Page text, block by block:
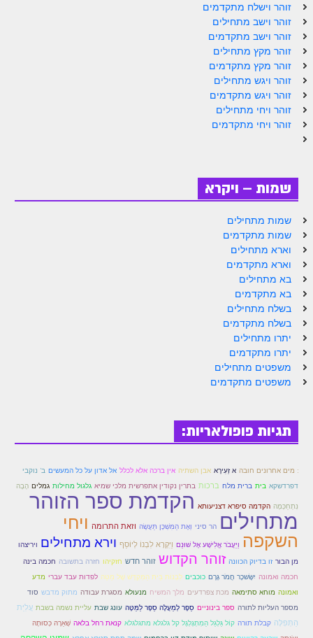
זוהר וישלח מתקדמים
זוהר וישב מתחילים
זוהר וישב מתקדמים
זוהר מקץ מתחילים
זוהר מקץ מתקדמים
זוהר ויגש מתחילים
זוהר ויגש מתקדמים
זוהר ויחי מתחילים
זוהר ויחי מתקדמים
שמות – ויקרא
שמות מתחילים
שמות מתקדמים
וארא מתחילים
וארא מתקדמים
בא מתחילים
בא מתקדמים
בשלח מתחילים
בשלח מתקדמים
יתרו מתחילים
יתרו מתקדמים
משפטים מתחילים
משפטים מתקדמים
תגיות פופולאריות:
: מים אחרונים חובה א זְעִירָא אבן השתיה אין ברכה אלא לכלל אל אדון על כל המעשים ב' נוקבי
דפרדשקא בית ברית מלח ברכות בתרין נקודין אתפרשית מלכי שמיא גלגול מחילות גמלים הָבָה
נִתְחַכְּמָה הקדמה סיפרא דצניעותא הקדמת ספר הזוהר
מתחילים הר סיני וְאֶת הַמִּשְׁכָּן תַּעֲשֶׂה וזאת התרומה ויחי
השקפה וַיַּעֲבֹר אֱלִישָׁע אֶל שׁוּנֵם וַיִּקְרָא לִבְנוֹ לְיוֹסֵף וירא מתחילים ויריצהו
מן הבור זו בדיוק הכוונה זוהר הקדוש זוהר חדש חזקיהו חזרה בתשובה חכמה בינה
חכמה ואמונה יִשָּׂשכָר חֲמֹר גָּרֶם כוכבים לִבְנוֹת בֵּית הַמִּקְדָּשׁ שֶׁל מַטֵּה לפדות עבד עברי מדע
ואמונה מוחא סתימאה מכת צפרדעים מלך המשיח מנעולא מסגרת עבודה מתוק מדבש סוד
מספר העליות לתורה ספר בינוניים סֵפֶר לְמַעֲלֶה סֵפֶר לַמַּטֶּה עונג שבת עליית נשמה בשבת עֲלִיַּת
הַתְּפִלָּה קבלת תורה קוֹל גַּלְגַּל הַמִתְגָלְגֶל קל גלגלא מתגלגלא קנאת רחל בלאה שְׁאֵרָהּ כְּסוּתָהּ